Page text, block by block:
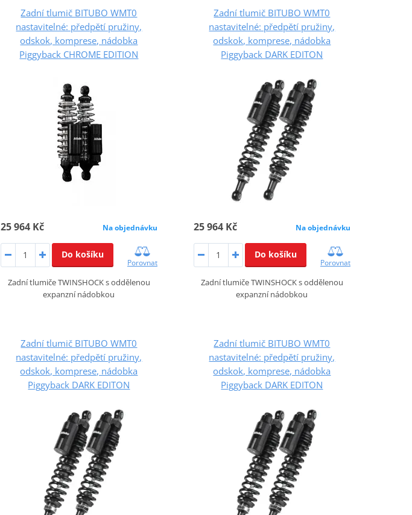
Zadní tlumič BITUBO WMT0
nastavitelné: předpětí pružiny,
odskok, komprese, nádobka
Piggyback CHROME EDITION
25 964 Kč Na objednávku
Do košíku
Porovnat
Zadní tlumiče TWINSHOCK s oddělenou
expanzní nádobkou
Zadní tlumič BITUBO WMT0
nastavitelné: předpětí pružiny,
odskok, komprese, nádobka
Piggyback DARK EDITON
25 964 Kč Na objednávku
Do košíku
Porovnat
Zadní tlumiče TWINSHOCK s oddělenou
expanzní nádobkou
Zadní tlumič BITUBO WMT0
nastavitelné: předpětí pružiny,
odskok, komprese, nádobka
Piggyback DARK EDITON
Zadní tlumič BITUBO WMT0
nastavitelné: předpětí pružiny,
odskok, komprese, nádobka
Piggyback DARK EDITON